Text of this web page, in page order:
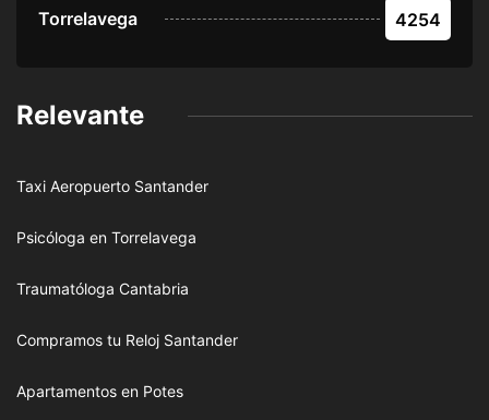
Torrelavega 4254
Relevante
Taxi Aeropuerto Santander
Psicóloga en Torrelavega
Traumatóloga Cantabria
Compramos tu Reloj Santander
Apartamentos en Potes